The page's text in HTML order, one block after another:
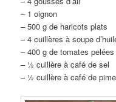
– 1 oignon
– 500 g de haricots plats
– 4 cuillères à soupe
– 400 g de tomates
– ½ cuillère à café de sel
– ½ cuillère à café de